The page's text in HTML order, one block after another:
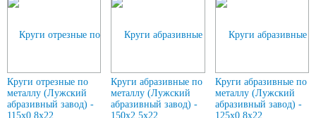
Круги отрезные по
металлу (Лужский
абразивный завод) -
115х0,8х22
Круги абразивные по
металлу (Лужский
абразивный завод) -
150х2,5х22
Круги абразивные по
металлу (Лужский
абразивный завод) -
125х0,8х22